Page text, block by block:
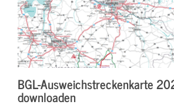
BGL-Ausweichstreckenkarte
downloaden